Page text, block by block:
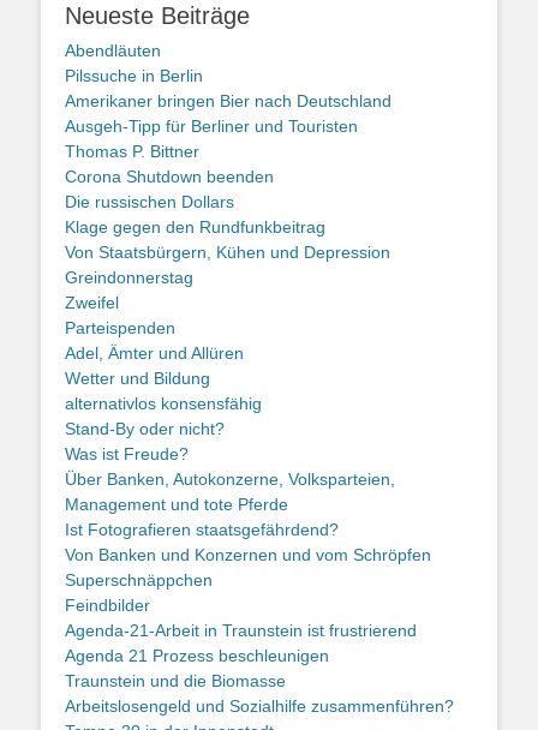
Neueste Beiträge
Abendläuten
Pilssuche in Berlin
Amerikaner bringen Bier nach Deutschland
Ausgeh-Tipp für Berliner und Touristen
Thomas P. Bittner
Corona Shutdown beenden
Die russischen Dollars
Klage gegen den Rundfunkbeitrag
Von Staatsbürgern, Kühen und Depression
Greindonnerstag
Zweifel
Parteispenden
Adel, Ämter und Allüren
Wetter und Bildung
alternativlos konsensfähig
Stand-By oder nicht?
Was ist Freude?
Über Banken, Autokonzerne, Volksparteien,
Management und tote Pferde
Ist Fotografieren staatsgefährdend?
Von Banken und Konzernen und vom Schröpfen
Superschnäppchen
Feindbilder
Agenda-21-Arbeit in Traunstein ist frustrierend
Agenda 21 Prozess beschleunigen
Traunstein und die Biomasse
Arbeitslosengeld und Sozialhilfe zusammenführen?